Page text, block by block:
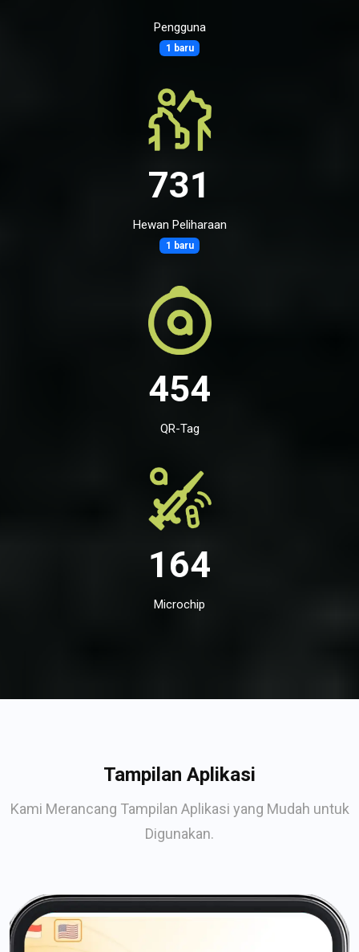
Pengguna
1 baru
731
Hewan Peliharaan
1 baru
454
QR-Tag
164
Microchip
Tampilan Aplikasi
Kami Merancang Tampilan Aplikasi yang Mudah untuk
Digunakan.